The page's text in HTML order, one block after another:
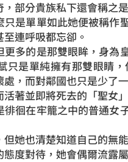
部分貴族私下還會稱之
只是單單如此她便被稱
連呼吸都忘卻。
多的是那雙眼眸，身為
只是單純擁有那雙眼睛
，而對鄰國也只是少了
著並即將死去的「聖女
徊在牢籠之中的普通女
她也清楚知道自己的無
度對待，她會偶爾流露